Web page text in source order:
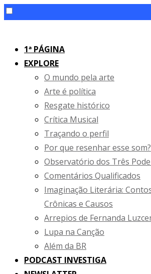
content1ª PÁGINA
EXPLORE
O mundo pela arte
Arte é política
Resgate histórico
Crítica Musical
Traçando o perfil
Por que resenhar esse som?
Observatório dos Três
Comentários Qualificados
Imaginação Literária:
Crônicas e Causos
Arrepios de Fernanda
Lupa na Canção
Além da BR
PODCAST INVESTIGA